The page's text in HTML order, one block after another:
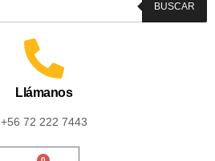
BUSCAR
Llámanos
+56 72 222 7443